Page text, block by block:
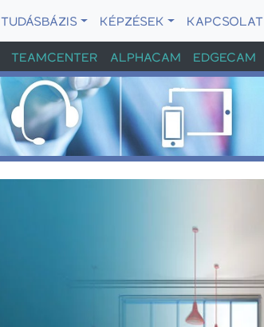
TUDÁSBÁZIS KÉPZÉSEK
KAPCSOLAT
TEAMCENTER ALPHACAM EDGECAM